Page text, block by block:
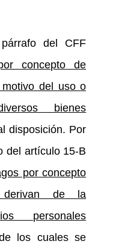
del CFF
concepto de
del uso o
bienes
disposición. Por
del artículo 15-B
por concepto
derivan de la
personales
los cuales se